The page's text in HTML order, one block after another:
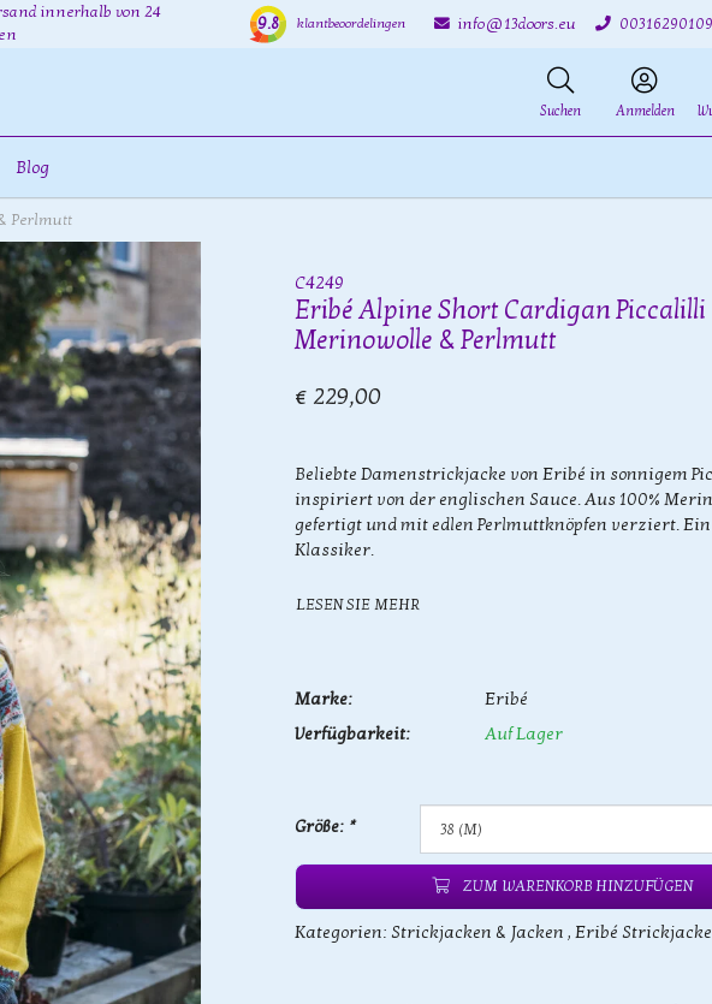
innerhalb von 24
9.8 klantbeoordelingen info@13doors.eu
Suchen Anmelden
Blog
Perlmutt
C4249
Eribé Alpine Short Cardigan Piccalilli
Merinowolle & Perlmutt
€ 229,00
Beliebte Damenstrickjacke von Eribé in sonnigem
inspiriert von der englischen Sauce. Aus 100%
gefertigt und mit edlen Perlmuttknöpfen verziert.
Klassiker.
LESEN SIE MEHR
Marke:
Eribé
Verfügbarkeit:
Auf Lager
Größe: *
ZUM WARENKORB HINZUFÜGEN
Kategorien: Strickjacken & Jacken , Eribé